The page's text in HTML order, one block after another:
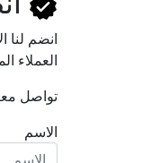
انضم
العملاء
تواصل
الاسم